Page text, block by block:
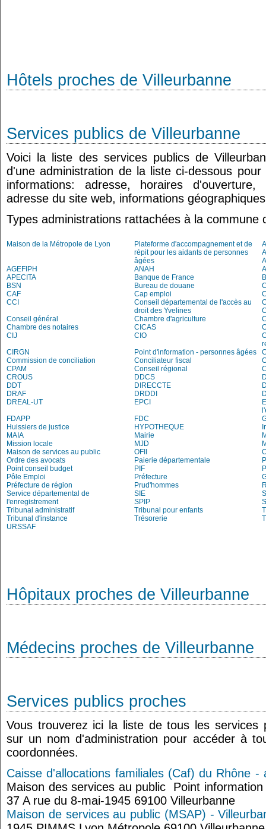
Hôtels proches de Villeurbanne
Services publics de Villeurbanne
Voici la liste des services publics de
d'une administration de la liste ci-dessous
informations: adresse, horaires
adresse du site web, informations
Types administrations rattachées à la commune
Maison de la Métropole de Lyon
Plateforme d'accompagnement et de
répit pour les aidants de personnes
âgées
AGEFIPH
ANAH
APECITA
Banque de France
BSN
Bureau de douane
CAF
Cap emploi
CCI
Conseil départemental de l'accès au
droit des Yvelines
Conseil général
Chambre d'agriculture
Chambre des notaires
CICAS
CIJ
CIO
CIRGN
Point d'information - personnes âgées
Commission de conciliation
Conciliateur fiscal
CPAM
Conseil régional
CROUS
DDCS
DDT
DIRECCTE
DRAF
DRDDI
DREAL-UT
EPCI
FDAPP
FDC
Huissiers de justice
HYPOTHEQUE
MAIA
Mairie
Mission locale
MJD
Maison de services au public
OFII
Ordre des avocats
Paierie départementale
Point conseil budget
PIF
Pôle Emploi
Préfecture
Préfecture de région
Prud'hommes
Service départemental de
l'enregistrement
SIE
SPIP
Tribunal administratif
Tribunal pour enfants
Tribunal d'instance
Trésorerie
URSSAF
Hôpitaux proches de Villeurbanne
Médecins proches de Villeurbanne
Services publics proches
Vous trouverez ici la liste de tous les services
sur un nom d'administration pour accéder à
coordonnées.
Caisse d'allocations familiales (Caf) du Rhône -
Maison des services au public Point
37 A rue du 8-mai-1945 69100 Villeurbanne
Maison de services au public (MSAP) -